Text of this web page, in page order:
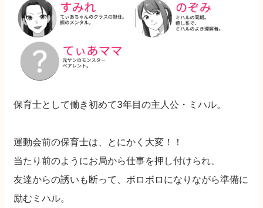
保育士として働き初めて3年目の主人公・ミハル。
運動会前の保育士は、とにかく大変！！
当たり前のようにお局から仕事を押し付けられ、
友達からの誘いも断って、ボロボロになりながら準備に
励むミハル。